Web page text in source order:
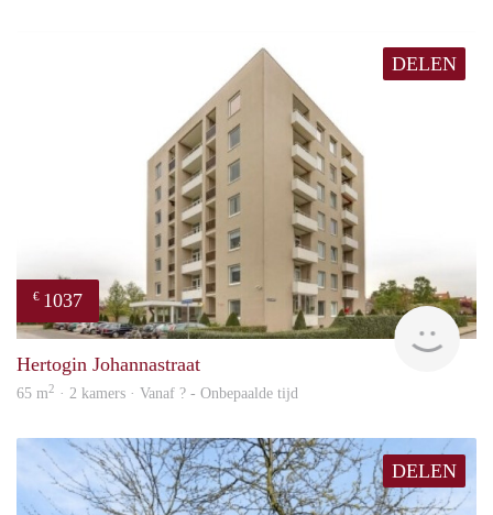
DELEN
€ 1037
Hertogin Johannastraat
65 m2 · 2 kamers · Vanaf ? - Onbepaalde tijd
DELEN